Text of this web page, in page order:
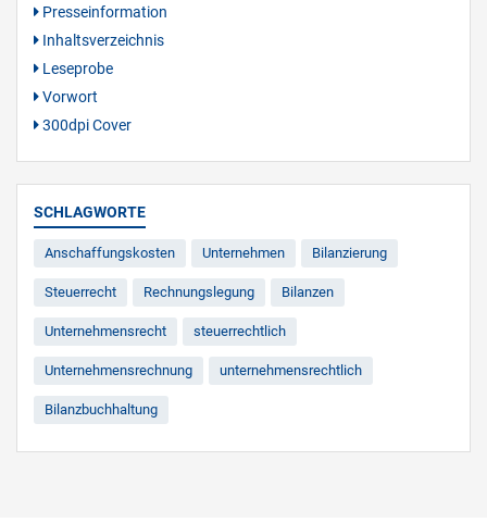
Presseinformation
Inhaltsverzeichnis
Leseprobe
Vorwort
300dpi Cover
SCHLAGWORTE
Anschaffungskosten Unternehmen Bilanzierung
Steuerrecht Rechnungslegung Bilanzen
Unternehmensrecht steuerrechtlich
Unternehmensrechnung unternehmensrechtlich
Bilanzbuchhaltung